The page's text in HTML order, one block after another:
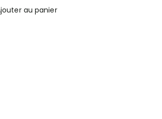
au panier